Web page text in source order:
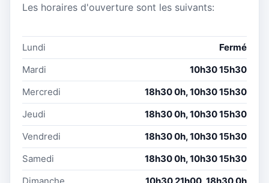
Les horaires d'ouverture sont les suivants:
Lundi
Fermé
Mardi
10h30 15h30
Mercredi
18h30 0h, 10h30 15h30
Jeudi
18h30 0h, 10h30 15h30
Vendredi
18h30 0h, 10h30 15h30
Samedi
18h30 0h, 10h30 15h30